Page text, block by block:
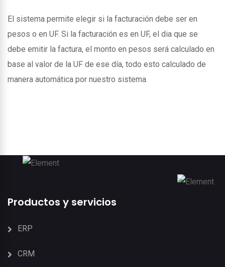
El sistema permite elegir si la facturación debe ser en
pesos o en UF. Si la facturación es en UF, el dia que se
debe emitir la factura, el monto en pesos será calculado en
base al valor de la UF de ese día, todo esto calculado de
manera automática por nuestro sistema.
Productos y servicios
ERP
CRM